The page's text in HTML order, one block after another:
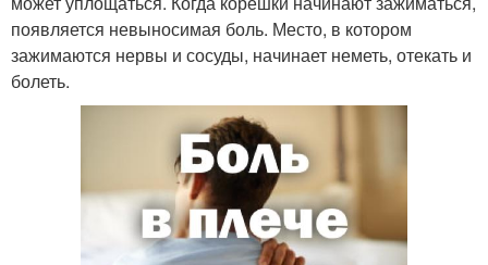
появляется невыносимая боль. Место, в котором
зажимаются нервы и сосуды, начинает неметь, отекать и
болеть.